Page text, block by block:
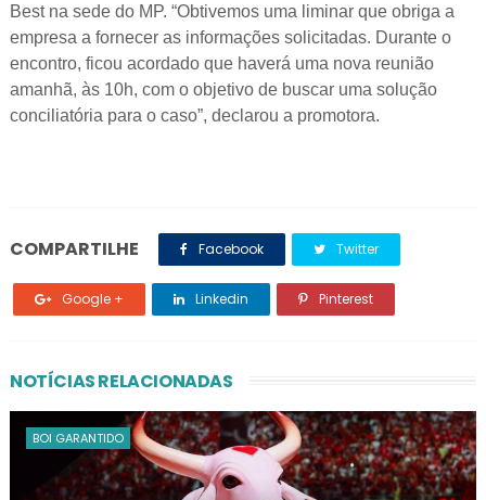
Best na sede do MP. “Obtivemos uma liminar que obriga a
empresa a fornecer as informações solicitadas. Durante o
encontro, ficou acordado que haverá uma nova reunião
amanhã, às 10h, com o objetivo de buscar uma solução
conciliatória para o caso”, declarou a promotora.
COMPARTILHE Facebook Twitter
Google + Linkedin Pinterest
NOTÍCIAS RELACIONADAS
BOI GARANTIDO